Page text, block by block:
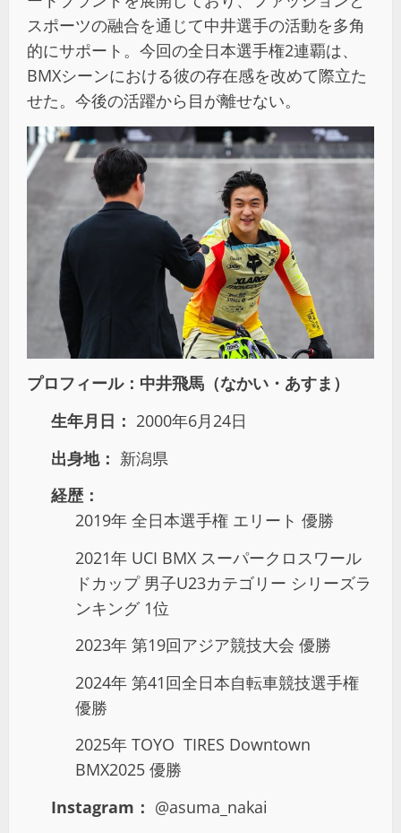
スポーツの融合を通じて中井選手の活動を多角
的にサポート。今回の全日本選手権2連覇は、
BMXシーンにおける彼の存在感を改めて際立た
せた。今後の活躍から目が離せない。
プロフィール：中井飛馬（なかい・あすま）
生年月日： 2000年6月24日
出身地： 新潟県
経歴：
2019年 全日本選手権 エリート 優勝
2021年 UCI BMX スーパークロスワール
ドカップ 男子U23カテゴリー シリーズラ
ンキング 1位
2023年 第19回アジア競技大会 優勝
2024年 第41回全日本自転車競技選手権
優勝
2025年 TOYO TIRES Downtown
BMX2025 優勝
Instagram： @asuma_nakai